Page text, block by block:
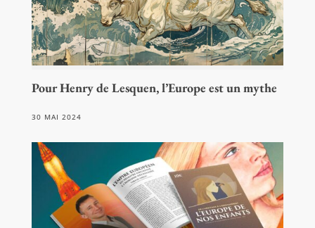
Pour Henry de Lesquen, l’Europe est un mythe
30 MAI 2024